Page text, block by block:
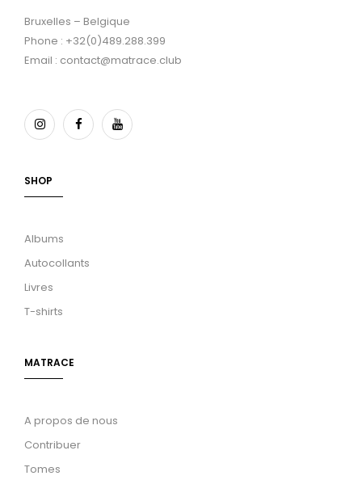
Bruxelles – Belgique
Phone : +32(0)489.288.399
Email : contact@matrace.club
SHOP
Albums
Autocollants
Livres
T-shirts
MATRACE
A propos de nous
Contribuer
Tomes